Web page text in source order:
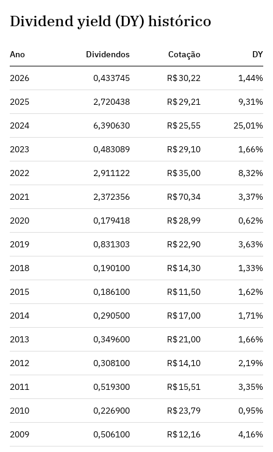
Dividend yield (DY) histórico
Ano Dividendos Cotação DY
2026 0,433745 R$ 30,22 1,44%
2025 2,720438 R$ 29,21 9,31%
2024 6,390630 R$ 25,55 25,01%
2023 0,483089 R$ 29,10 1,66%
2022 2,911122 R$ 35,00 8,32%
2021 2,372356 R$ 70,34 3,37%
2020 0,179418 R$ 28,99 0,62%
2019 0,831303 R$ 22,90 3,63%
2018 0,190100 R$ 14,30 1,33%
2015 0,186100 R$ 11,50 1,62%
2014 0,290500 R$ 17,00 1,71%
2013 0,349600 R$ 21,00 1,66%
2012 0,308100 R$ 14,10 2,19%
2011 0,519300 R$ 15,51 3,35%
2010 0,226900 R$ 23,79 0,95%
2009 0,506100 R$ 12,16 4,16%